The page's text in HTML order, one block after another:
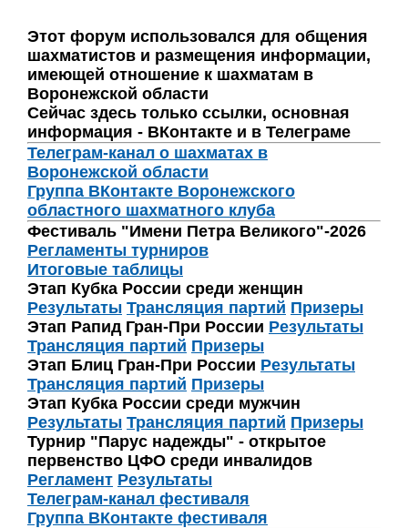
Этот форум использовался для общения
шахматистов и размещения информации,
имеющей отношение к шахматам в
Воронежской области
Сейчас здесь только ссылки, основная
информация - ВКонтакте и в Телеграме
Телеграм-канал о шахматах в
Воронежской области
Группа ВКонтакте Воронежского
областного шахматного клуба
Фестиваль "Имени Петра Великого"-2026
Регламенты турниров
Итоговые таблицы
Этап Кубка России среди женщин
Результаты Трансляция партий Призеры
Этап Рапид Гран-При России Результаты
Трансляция партий Призеры
Этап Блиц Гран-При России Результаты
Трансляция партий Призеры
Этап Кубка России среди мужчин
Результаты Трансляция партий Призеры
Турнир "Парус надежды" - открытое
первенство ЦФО среди инвалидов
Регламент Результаты
Телеграм-канал фестиваля
Группа ВКонтакте фестиваля